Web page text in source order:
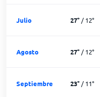
Julio 27° /12°
Agosto 27° /12°
Septiembre 23° /11°